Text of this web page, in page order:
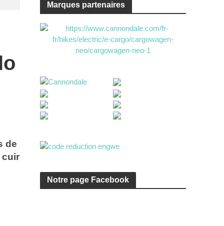
de
cuir
Marques partenaires
Notre page Facebook